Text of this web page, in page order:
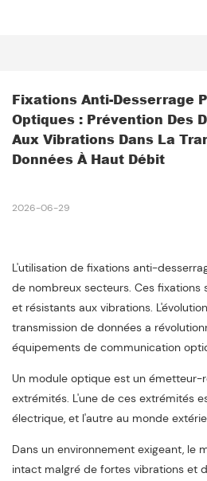
Fixations Anti-Desserrage
Optiques : Prévention Des
Aux Vibrations Dans La
Données À Haut Débit
2026-06-29
L'utilisation de fixations anti-
de nombreux secteurs. Ces fixations
et résistants aux vibrations.
transmission de données a
équipements de communication
Un module optique est un
extrémités. L'une de ces extrémités
électrique, et l'autre au monde
Dans un environnement exigeant, le
intact malgré de fortes vibrations et